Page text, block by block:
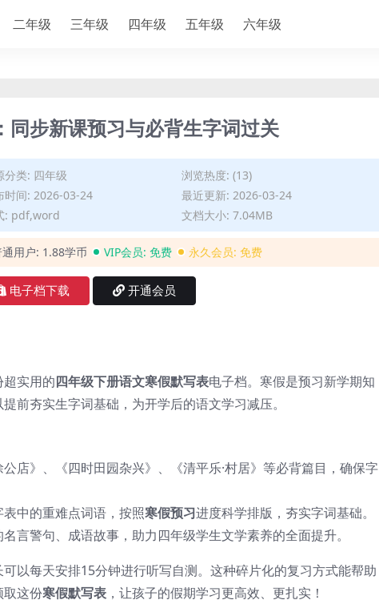
二年级 三年级 四年级 五年级 六年级
同步新课预习与必背生字词过关
分类: 四年级
浏览热度: (13)
时间: 2026-03-24
最近更新: 2026-03-24
: pdf,word
文档大小: 7.04MB
用户: 1.88学币 VIP会员: 免费 永久会员: 免费
电子档下载 开通会员
实用的四年级下册语文寒假默写表电子档。寒假是预习新学期知
提前夯实生字词基础，为开学后的语文学习减压。
公店》、《四时田园杂兴》、《清平乐·村居》等必背篇目，确保字
表中的重难点词语，按照寒假预习进度科学排版，夯实字词基础。
言警句、成语故事，助力四年级学生文学素养的全面提升。
可以每天安排15分钟进行听写自测。这种碎片化的复习方式能帮助
这份寒假默写表 ，让孩子的假期学习更高效、更扎实！